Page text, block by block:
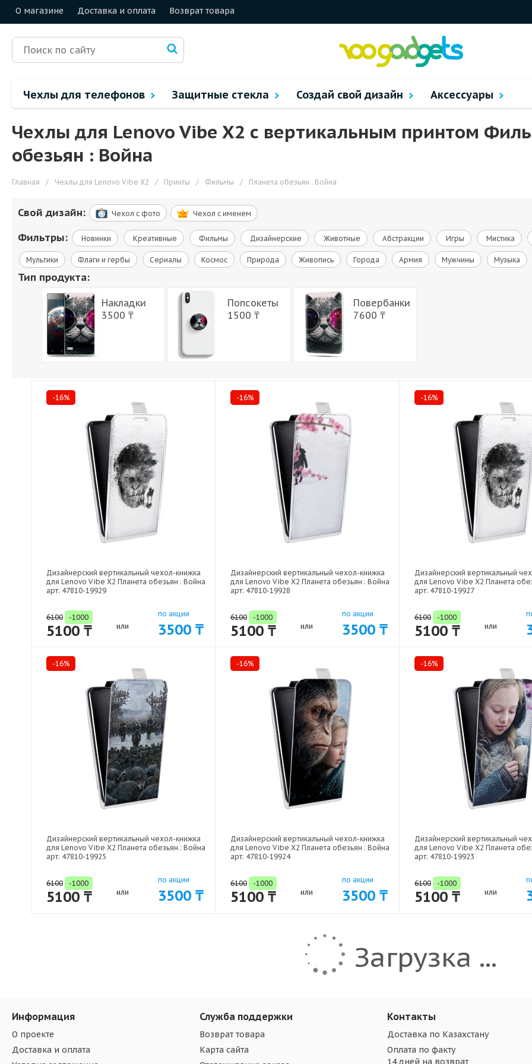
О магазине Доставка и оплата Возврат товара
Чехлы для телефонов Защитные стекла Создай свой дизайн Аксессуары
Чехлы для Lenovo Vibe X2 с вертикальным принтом
обезьян : Война
Главная / Чехлы для Lenovo Vibe X2 / Принты / Фильмы / Планета обезьян : Война
Свой дизайн: Чехол c фото Чехол c именем
Фильтры: Новинки Креативные Фильмы Дизайнерские Животные Абстракции Игры Мистика
Мультики Флаги и гербы Сериалы Космос Природа Живопись Города Армия Мужчины Музыка
Тип продукта:
Накладки
3500 ₸
Попсокеты
1500 ₸
Повербанки
7600 ₸
-16%
Дизайнерский вертикальный чехол-книжка
для Lenovo Vibe X2 Планета обезьян : Война
арт: 47810-19929
6100 -1000
5100 ₸ или
по акции
3500 ₸
-16%
Дизайнерский вертикальный чехол-книжка
для Lenovo Vibe X2 Планета обезьян : Война
арт: 47810-19928
6100 -1000
5100 ₸ или
по акции
3500 ₸
-16%
Дизайнерский вертикальный
для Lenovo Vibe X2 Планета
арт: 47810-19927
6100 -1000
5100 ₸ или
-16%
Дизайнерский вертикальный чехол-книжка
для Lenovo Vibe X2 Планета обезьян : Война
арт: 47810-19925
6100 -1000
5100 ₸ или
по акции
3500 ₸
-16%
Дизайнерский вертикальный чехол-книжка
для Lenovo Vibe X2 Планета обезьян : Война
арт: 47810-19924
6100 -1000
5100 ₸ или
по акции
3500 ₸
-16%
Дизайнерский вертикальный
для Lenovo Vibe X2 Планета
арт: 47810-19923
6100 -1000
5100 ₸ или
Загрузка ...
Информация
О проекте
Доставка и оплата
Служба поддержки
Возврат товара
Карта сайта
Контакты
Доставка по Казахстану
Оплата по факту
14 дней на возврат